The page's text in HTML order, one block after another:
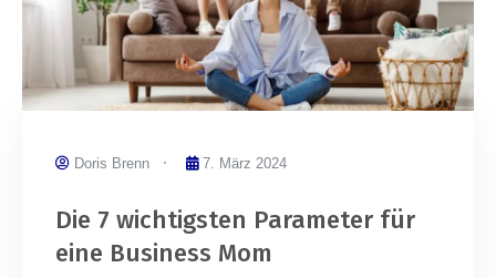
Doris Brenn 7. März 2024
Die 7 wichtigsten Parameter für
eine Business Mom